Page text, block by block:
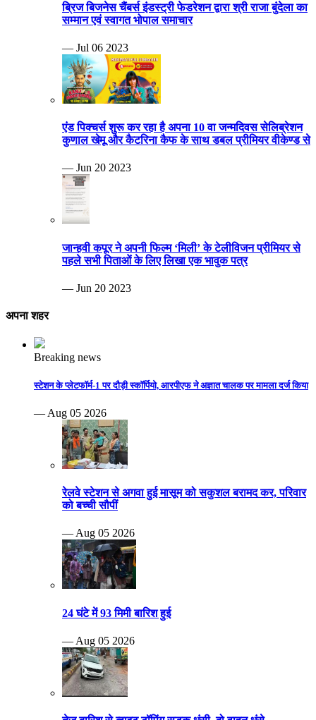
ब्रिज बिजनेस चैंबर्स इंडस्ट्री फेडरेशन द्वारा श्री राजा बुंदेला का
सम्मान एवं स्वागत भोपाल समाचार
— Jul 06 2023
एंड पिक्चर्स शुरू कर रहा है अपना 10 वा जन्मदिवस सेलिब्रेशन
कुणाल खेमू और कैटरिना कैफ के साथ डबल प्रीमियर वीकेण्ड से
— Jun 20 2023
जान्हवी कपूर ने अपनी फिल्म ‘मिली’ के टेलीविजन प्रीमियर से
पहले सभी पिताओं के लिए लिखा एक भावुक पत्र
— Jun 20 2023
अपना शहर
Breaking news
स्टेशन के प्लेटफॉर्म-1 पर दौड़ी स्कॉर्पियो, आरपीएफ ने अज्ञात चालक पर मामला दर्ज किया
— Aug 05 2026
रेलवे स्टेशन से अगवा हुई मासूम को सकुशल बरामद कर, परिवार
को बच्ची सौपीं
— Aug 05 2026
24 घंटे में 93 मिमी बारिश हुई
— Aug 05 2026